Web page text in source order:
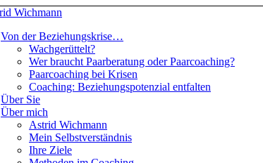
Von der Beziehungskrise…
Wachgerüttelt?
Wer braucht Paarberatung oder Paarcoaching?
Paarcoaching bei Krisen
Coaching: Beziehungspotenzial entfalten
Über Sie
Über mich
Astrid Wichmann
Mein Selbstverständnis
Ihre Ziele